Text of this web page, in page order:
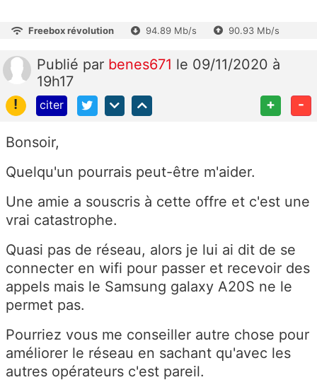
Freebox révolution 94.89 Mb/s 90.93 Mb/s
Publié par benes671 le 09/11/2020 à
19h17
!
citer + -
Bonsoir,
Quelqu'un pourrais peut-être m'aider.
Une amie a souscris à cette offre et c'est une
vrai catastrophe.
Quasi pas de réseau, alors je lui ai dit de se
connecter en wifi pour passer et recevoir des
appels mais le Samsung galaxy A20S ne le
permet pas.
Pourriez vous me conseiller autre chose pour
améliorer le réseau en sachant qu'avec les
autres opérateurs c'est pareil.